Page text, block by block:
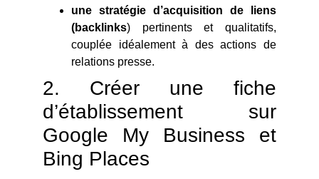
une stratégie d’acquisition de liens
(backlinks) pertinents et qualitatifs,
couplée idéalement à des actions de
relations presse.
2. Créer une fiche
d’établissement sur
Google My Business et
Bing Places